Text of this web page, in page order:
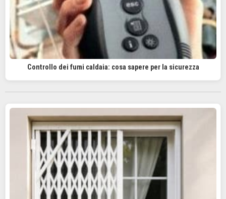
Controllo dei fumi caldaia: cosa sapere per la sicurezza